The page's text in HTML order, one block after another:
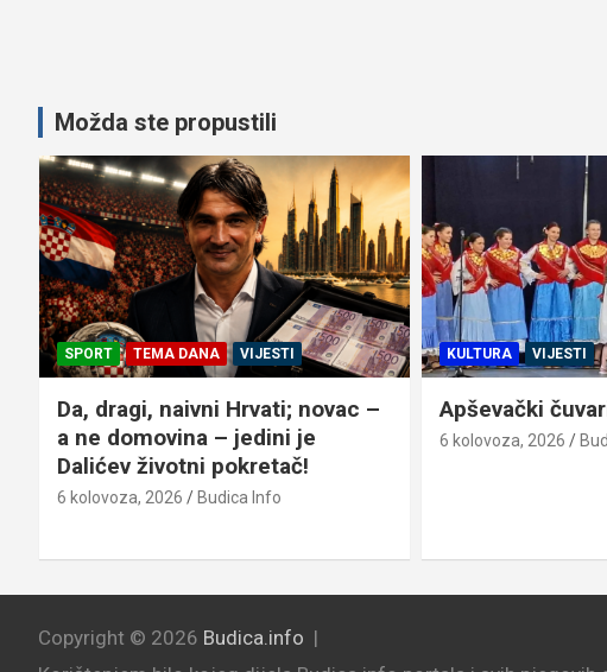
Možda ste propustili
SPORT TEMA DANA VIJESTI
Da, dragi, naivni Hrvati; novac –
a ne domovina – jedini je
Dalićev životni pokretač!
6 kolovoza, 2026 Budica Info
KULTURA VIJESTI
Apševački
6 kolovoza, 2026
Copyright © 2026 Budica.info